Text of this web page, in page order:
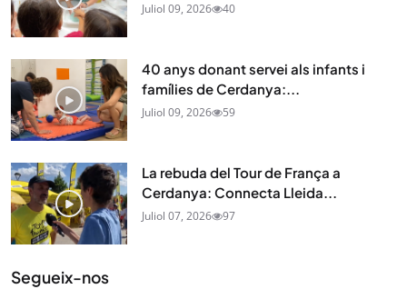
Juliol 09, 2026 40
40 anys donant servei als infants i
famílies de Cerdanya:...
Juliol 09, 2026 59
La rebuda del Tour de França a
Cerdanya: Connecta Lleida...
Juliol 07, 2026 97
Segueix-nos